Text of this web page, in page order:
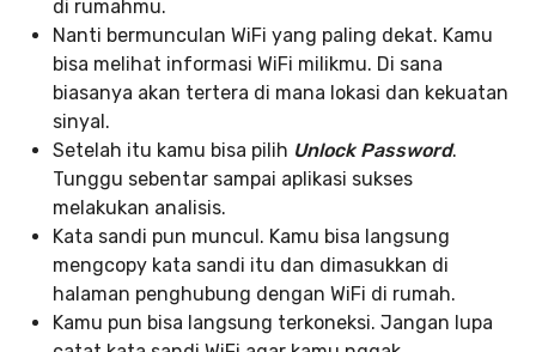
di rumahmu.
Nanti bermunculan WiFi yang paling dekat. Kamu
bisa melihat informasi WiFi milikmu. Di sana
biasanya akan tertera di mana lokasi dan kekuatan
sinyal.
Setelah itu kamu bisa pilih Unlock Password.
Tunggu sebentar sampai aplikasi sukses
melakukan analisis.
Kata sandi pun muncul. Kamu bisa langsung
mengcopy kata sandi itu dan dimasukkan di
halaman penghubung dengan WiFi di rumah.
Kamu pun bisa langsung terkoneksi. Jangan lupa